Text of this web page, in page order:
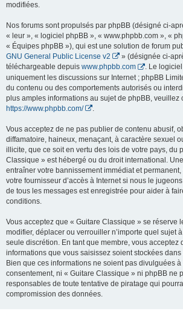
modifiées.
Nos forums sont propulsés par phpBB (désigné ci-
« leur », « logiciel phpBB », « www.phpbb.com », «
« Équipes phpBB »), qui est une solution de forum
GNU General Public License v2
» (désignée ci-
téléchargeable depuis www.phpbb.com
. Le
uniquement les discussions sur Internet ; phpBB
du contenu ou des comportements autorisés ou
plus amples informations au sujet de phpBB, veuillez
https://www.phpbb.com/
Vous acceptez de ne pas publier de contenu abusif,
diffamatoire, haineux, menaçant, à caractère sexuel
illicite, que ce soit en vertu des lois de votre pays, du
Classique » est hébergé ou du droit international.
entraîner votre bannissement immédiat et
votre fournisseur d’accès à Internet si nous le
de tous les messages est enregistrée pour aider à
conditions.
Vous acceptez que « Guitare Classique » se réserve
modifier, déplacer ou verrouiller n’importe quel sujet
seule discrétion. En tant que membre, vous acceptez
informations que vous saisissez soient stockées
Bien que ces informations ne soient pas divulguées à
consentement, ni « Guitare Classique » ni phpBB ne
responsables de toute tentative de piratage qui
compromission des données.